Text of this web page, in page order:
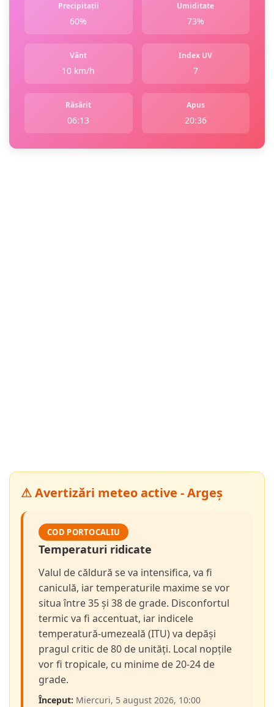
Precipitații
60%
Umiditate
73%
Vânt
10 km/h
Index UV
7
Răsărit
06:13
Apus
20:36
⚠ Avertizări meteo active - Argeș
COD PORTOCALIU
Temperaturi ridicate
Valul de căldură se va intensifica, va fi
caniculă, iar temperaturile maxime se vor
situa între 35 și 38 de grade. Disconfortul
termic va fi accentuat, iar indicele
temperatură-umezeală (ITU) va depăși
pragul critic de 80 de unități. Local nopțile
vor fi tropicale, cu minime de 20-24 de
grade.
Început: Miercuri, 5 august 2026, 10:00